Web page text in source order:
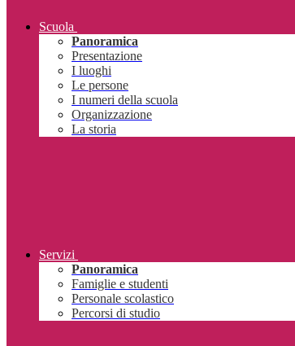
Scuola
Panoramica
Presentazione
I luoghi
Le persone
I numeri della scuola
Organizzazione
La storia
Servizi
Panoramica
Famiglie e studenti
Personale scolastico
Percorsi di studio